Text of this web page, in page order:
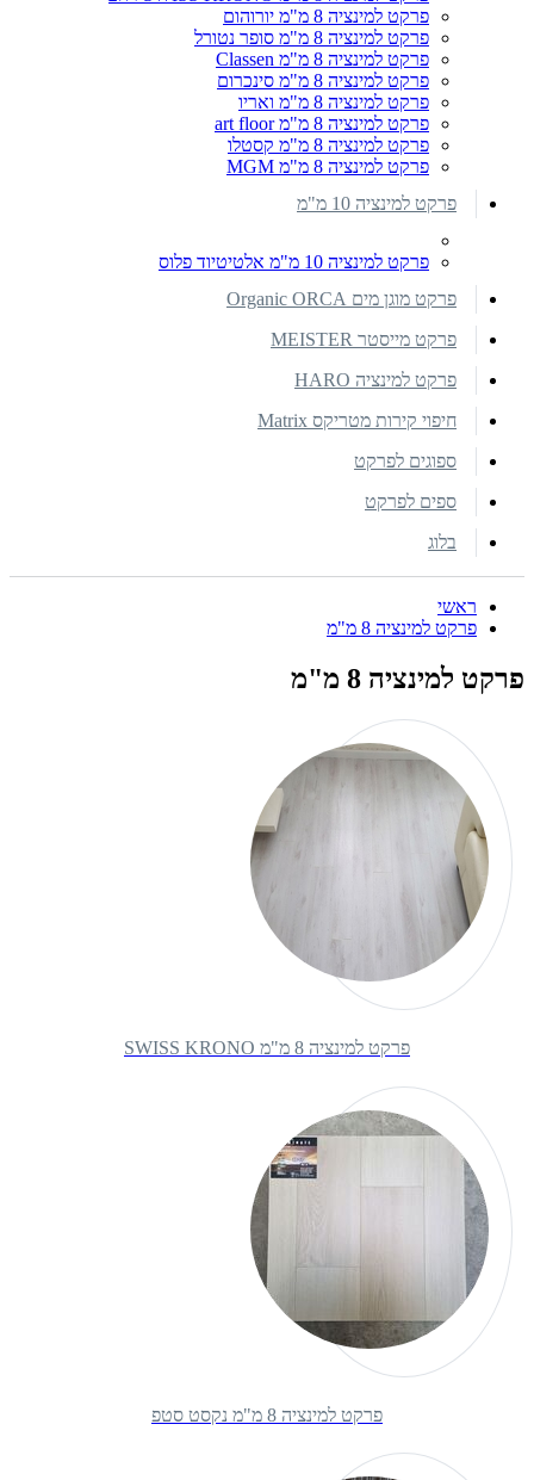
פרקט למינציה 8 מ"מ יורוהום
פרקט למינציה 8 מ"מ סופר נטורל
פרקט למינציה 8 מ"מ Classen
פרקט למינציה 8 מ"מ סינכרום
פרקט למינציה 8 מ"מ ואריו
פרקט למינציה 8 מ"מ art floor
פרקט למינציה 8 מ"מ קסטלו
פרקט למינציה 8 מ"מ MGM
פרקט למינציה 10 מ"מ
פרקט למינציה 10 מ"מ אלטיטיוד פלוס
פרקט מוגן מים Organic ORCA
פרקט מייסטר MEISTER
פרקט למינציה HARO
חיפוי קירות מטריקס Matrix
ספוגים לפרקט
ספים לפרקט
בלוג
ראשי
פרקט למינציה 8 מ"מ
פרקט למינציה 8 מ"מ
פרקט למינציה 8 מ"מ SWISS KRONO
פרקט למינציה 8 מ"מ נקסט סטפ